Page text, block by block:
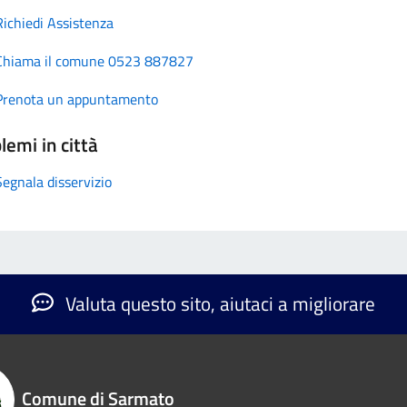
Assistenza
il comune 0523 887827
un appuntamento
in città
disservizio
Valuta questo sito, aiutaci a migliorare
Comune di Sarmato